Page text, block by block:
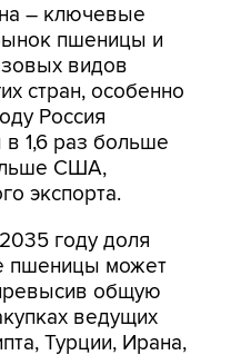
– ключевые
пшеницы и
видов
стран, особенно
Россия
1,6 раз больше
США,
экспорта.
году доля
пшеницы может
общую
ведущих
Турции, Ирана,